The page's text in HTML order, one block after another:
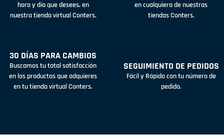
hora y día que desees, en
nuestra tienda virtual Conters.
en cualquiera de nuestras
tiendas Conters.
30 DÍAS PARA CAMBIOS
Buscamos tu total satisfacción
en los productos que adquieres
en tu tienda virtual Conters.
SEGUIMIENTO DE PEDIDOS
Fácil y Rápido con tu número de
pedido.